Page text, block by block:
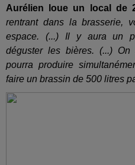
Aurélien loue un local de
rentrant dans la brasserie,
espace. (...) Il y aura un
déguster les bières. (...) On
pourra produire
faire un brassin de 500 litres